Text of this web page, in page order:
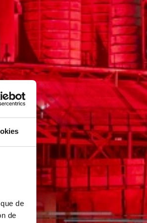
de
de
de la cokerie.
Thorsten Jochum